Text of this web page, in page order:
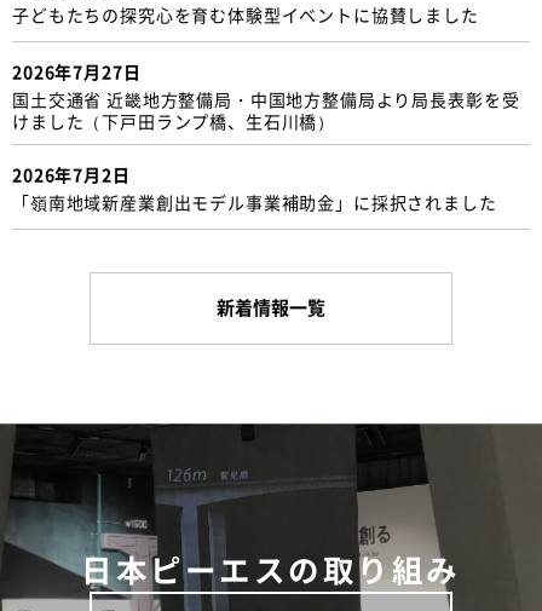
子どもたちの探究心を育む体験型イベントに協賛しました
2026年7月27日
国土交通省 近畿地方整備局・中国地方整備局より局長表彰を受
けました（下戸田ランプ橋、生石川橋）
2026年7月2日
「嶺南地域新産業創出モデル事業補助金」に採択されました
新着情報一覧
日本ピーエスの取り組み